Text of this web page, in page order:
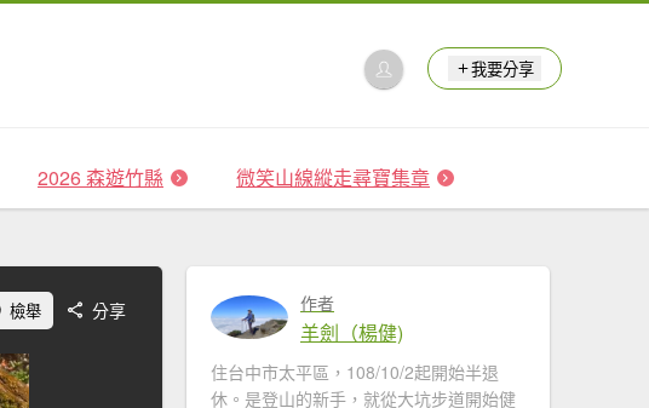
我要分享
2026 森遊竹縣 微笑山線縱走尋寶集章
檢舉 分享 作者
羊劍（楊健)
住台中市太平區，108/10/2起開始半退
休。是登山的新手，就從大坑步道開始健